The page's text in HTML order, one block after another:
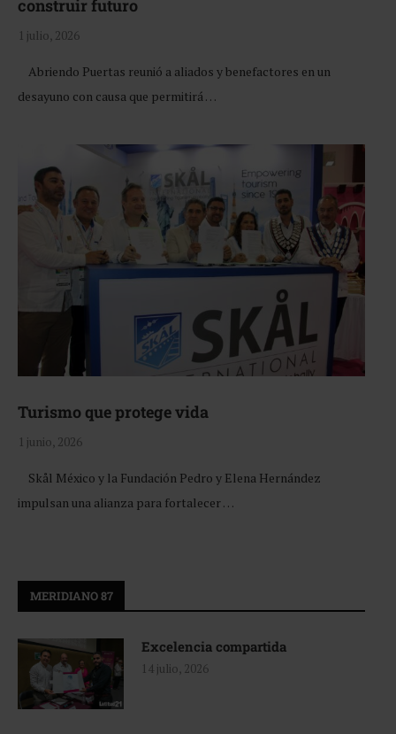
construir futuro
1 julio, 2026
Abriendo Puertas reunió a aliados y benefactores en un
desayuno con causa que permitirá …
Turismo que protege vida
1 junio, 2026
Skål México y la Fundación Pedro y Elena Hernández
impulsan una alianza para fortalecer …
MERIDIANO 87
Excelencia compartida
14 julio, 2026